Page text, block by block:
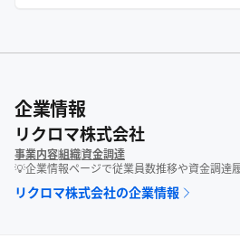
企業情報
リクロマ株式会社
事業内容組織資金調達
💡企業情報ページで従業員数推移や資金調達
リクロマ株式会社の企業情報